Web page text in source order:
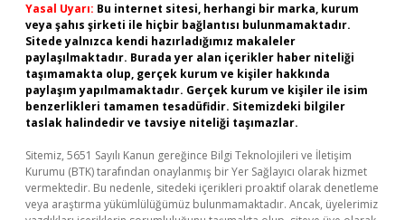
Yasal Uyarı: Bu internet sitesi, herhangi bir marka, kurum
veya şahıs şirketi ile hiçbir bağlantısı bulunmamaktadır.
Sitede yalnızca kendi hazırladığımız makaleler
paylaşılmaktadır. Burada yer alan içerikler haber niteliği
taşımamakta olup, gerçek kurum ve kişiler hakkında
paylaşım yapılmamaktadır. Gerçek kurum ve kişiler ile isim
benzerlikleri tamamen tesadüfidir. Sitemizdeki bilgiler
taslak halindedir ve tavsiye niteliği taşımazlar.
Sitemiz, 5651 Sayılı Kanun gereğince Bilgi Teknolojileri ve İletişim
Kurumu (BTK) tarafından onaylanmış bir Yer Sağlayıcı olarak hizmet
vermektedir. Bu nedenle, sitedeki içerikleri proaktif olarak denetleme
veya araştırma yükümlülüğümüz bulunmamaktadır. Ancak, üyelerimiz